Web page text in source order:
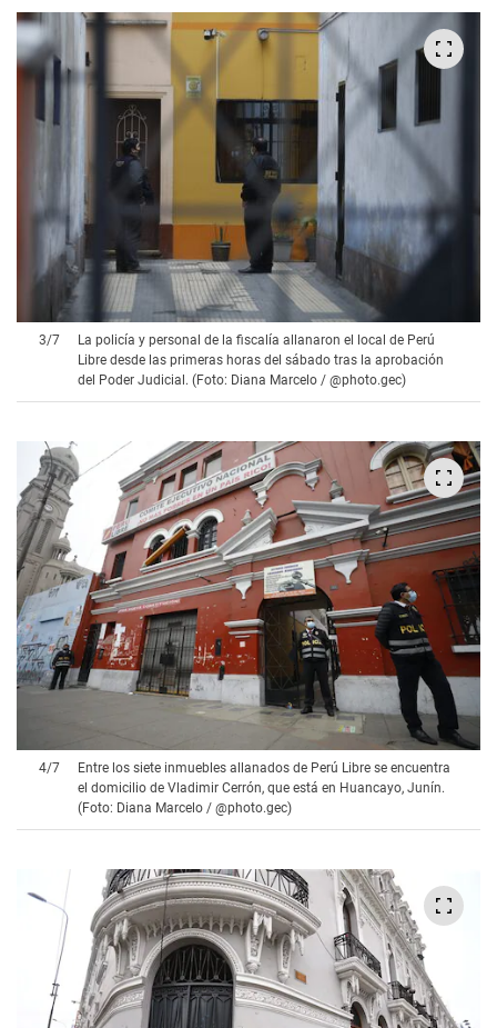
3/7
La policía y personal de la fiscalía allanaron el local de Perú
Libre desde las primeras horas del sábado tras la aprobación
del Poder Judicial. (Foto: Diana Marcelo / @photo.gec)
4/7
Entre los siete inmuebles allanados de Perú Libre se encuentra
el domicilio de Vladimir Cerrón, que está en Huancayo, Junín.
(Foto: Diana Marcelo / @photo.gec)